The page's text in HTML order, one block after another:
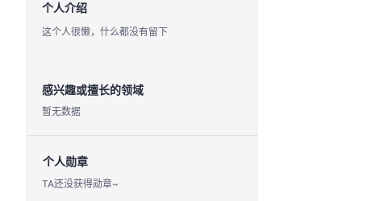
个人介绍
这个人很懒，什么都没有留下
感兴趣或擅长的领域
暂无数据
个人勋章
TA还没获得勋章~